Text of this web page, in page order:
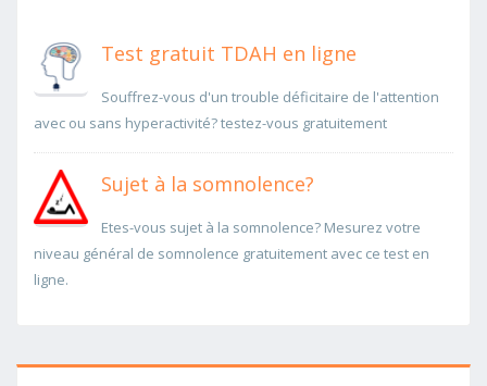
Test gratuit TDAH en ligne
Souffrez-vous d'un trouble déficitaire de l'attention
avec ou sans hyperactivité? testez-vous gratuitement
Sujet à la somnolence?
Etes-vous sujet à la somnolence? Mesurez votre
niveau général de somnolence gratuitement avec ce test en
ligne.